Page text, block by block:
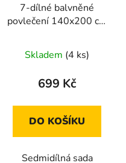
7-dílné balvněné
povlečení 140x200 cm
kvítky
Skladem (4 ks)
699 Kč
DO KOŠÍKU
Sedmidílná sada